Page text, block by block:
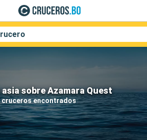
sobre Azamara Quest
cruceros encontrados
Compañías